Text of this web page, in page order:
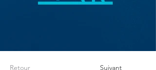
Retour Suivant